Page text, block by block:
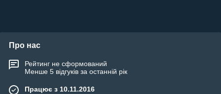
Про нас
Рейтинг не сформований
Менше 5 відгуків за останній рік
Працює з 10.11.2016